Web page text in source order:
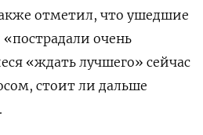
отметил, что ушедшие
очень
«ждать лучшего» сейчас
стоит ли дальше